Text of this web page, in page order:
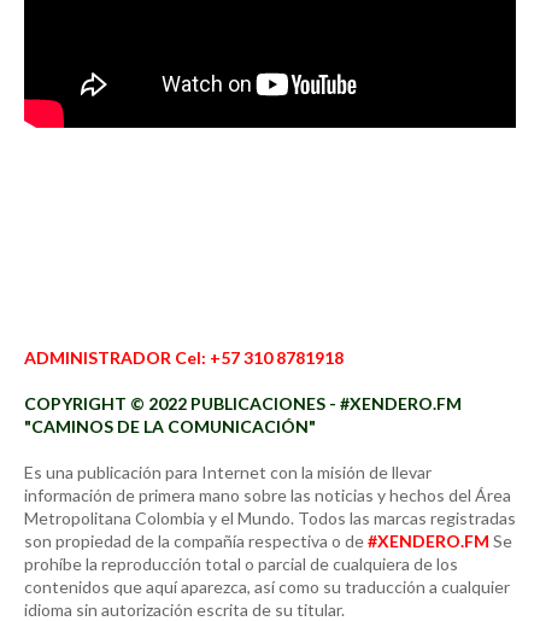
ADMINISTRADOR Cel: +57 310 8781918
COPYRIGHT © 2022 PUBLICACIONES - #XENDERO.FM
"CAMINOS DE LA COMUNICACIÓN"
Es una publicación para Internet con la misión de llevar
información de primera mano sobre las noticias y hechos del Área
Metropolitana Colombia y el Mundo. Todos las marcas registradas
son propiedad de la compañía respectiva o de#XENDERO.FM Se
prohíbe la reproducción total o parcial de cualquiera de los
contenidos que aquí aparezca, así como su traducción a cualquier
idioma sin autorización escrita de su titular.